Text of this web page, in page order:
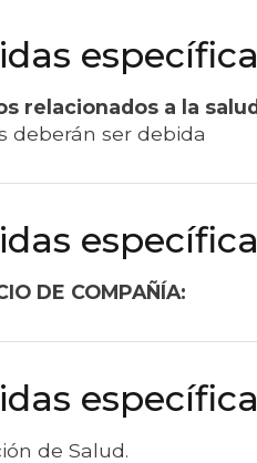
relacionados a la
deberán ser debida
DE COMPAÑÍA:
de Salud.